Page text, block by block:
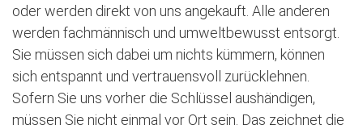
oder werden direkt von uns angekauft. Alle anderen
werden fachmännisch und umweltbewusst entsorgt.
Sie müssen sich dabei um nichts kümmern, können
sich entspannt und vertrauensvoll zurücklehnen.
Sofern Sie uns vorher die Schlüssel aushändigen,
müssen Sie nicht einmal vor Ort sein. Das zeichnet die